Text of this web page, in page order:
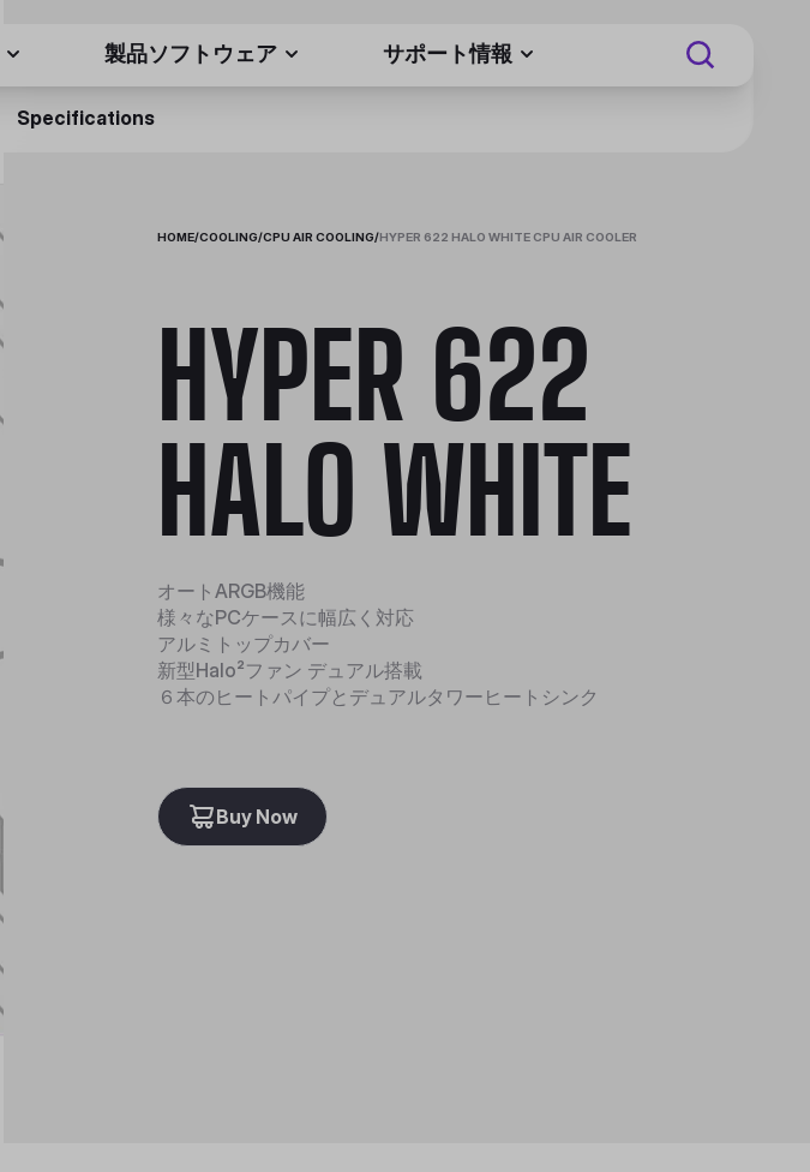
製品ソフトウェア サポート情報
Specifications
HOME/COOLING/CPU AIR COOLING/HYPER 622 HALO WHITE CPU AIR COOLER
HYPER 622
HALO WHITE
オートARGB機能
様々なPCケースに幅広く対応
アルミトップカバー
新型Halo²ファン デュアル搭載
６本のヒートパイプとデュアルタワーヒートシンク
Buy Now